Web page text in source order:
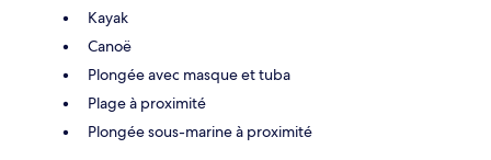
Kayak
Canoë
Plongée avec masque et tuba
Plage à proximité
Plongée sous-marine à proximité